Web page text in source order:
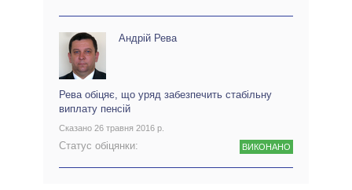
Андрій Рева
Рева обіцяє, що уряд забезпечить стабільну
виплату пенсій
Сказано 26 травня 2016 р.
Статус обіцянки: ВИКОНАНО